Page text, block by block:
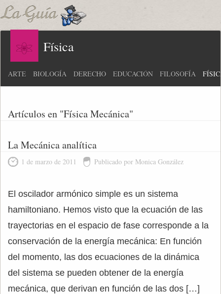
Física
ARTE BIOLOGÍA DERECHO EDUCACIÓN FILOSOFÍA
Artículos en "Física Mecánica"
La Mecánica analítica
1 de marzo de 2011 Publicado por Monica González
El oscilador armónico simple es un sistema
hamiltoniano. Hemos visto que la ecuación de las
trayectorias en el espacio de fase corresponde a la
conservación de la energía mecánica: En función
del momento, las dos ecuaciones de la dinámica
del sistema se pueden obtener de la energía
mecánica, que derivan en función de las dos […]